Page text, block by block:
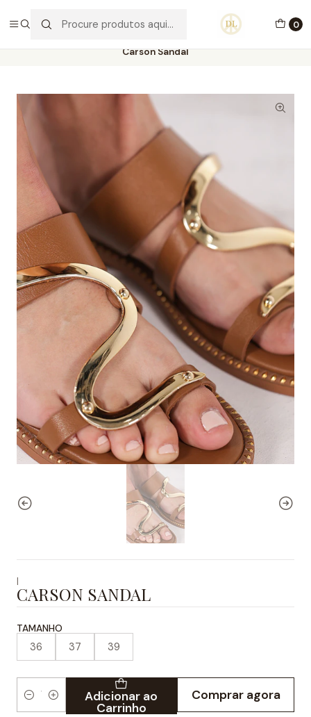
0
PORTES GRÁTIS ACIMA DE 70€ PORTUGAL CONTINENTAL
Carson Sandal
|
CARSON SANDAL
TAMANHO
36 37 39
Quantidade Adicionar ao
Carrinho
Comprar agora